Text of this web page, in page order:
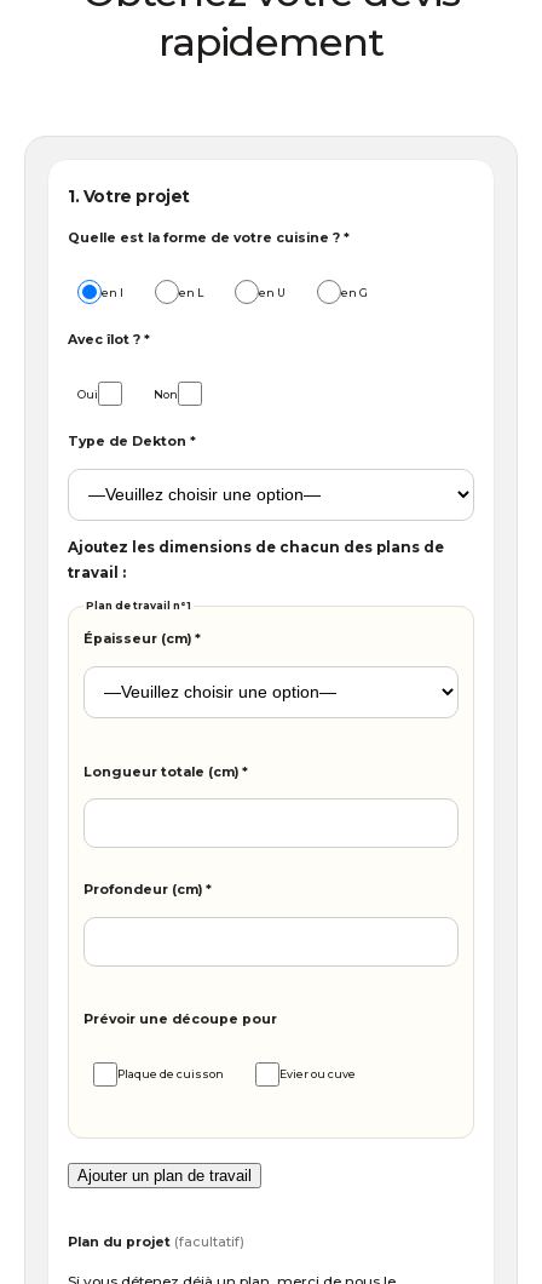
rapidement
1. Votre projet
Quelle est la forme de votre cuisine ? *
en I en L en U en G
Avec îlot ? *
Oui Non
Type de Dekton *
Ajoutez les dimensions de chacun des plans de
travail :
Plan de travail n°1
Épaisseur (cm) *
Longueur totale (cm) *
Profondeur (cm) *
Prévoir une découpe pour
Plaque de cuisson Evier ou cuve
Ajouter un plan de travail
Plan du projet (facultatif)